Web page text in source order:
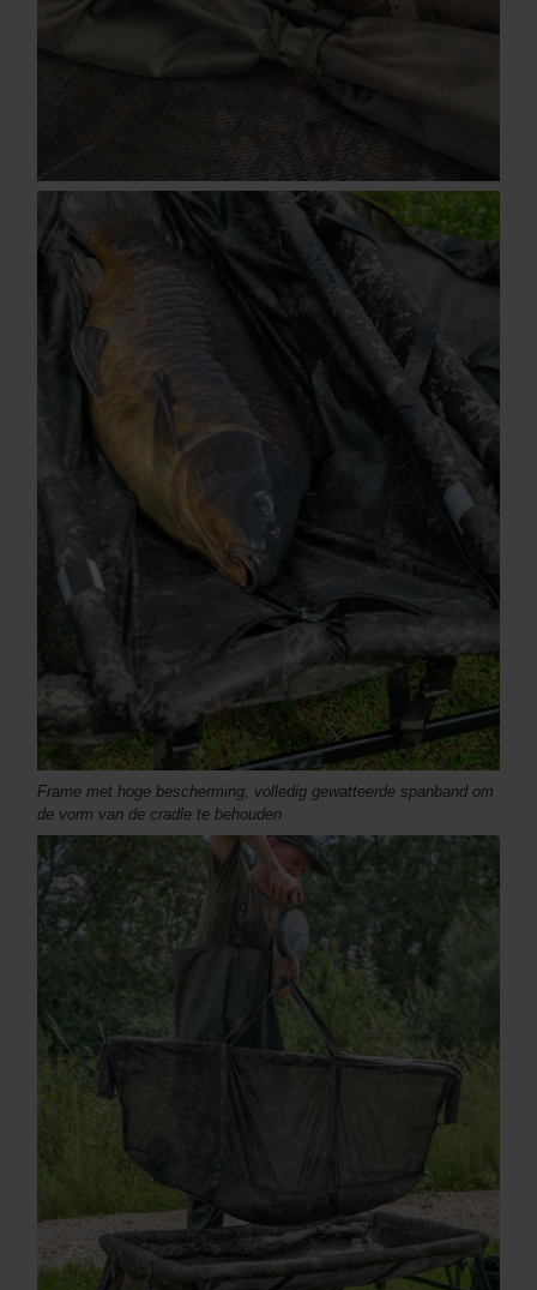
Frame met hoge bescherming, volledig gewatteerde spanband om
de vorm van de cradle te behouden